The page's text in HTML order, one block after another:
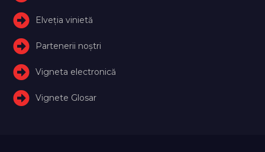
Elveţia vinietă
Partenerii noștri
Vigneta electronică
Vignete Glosar